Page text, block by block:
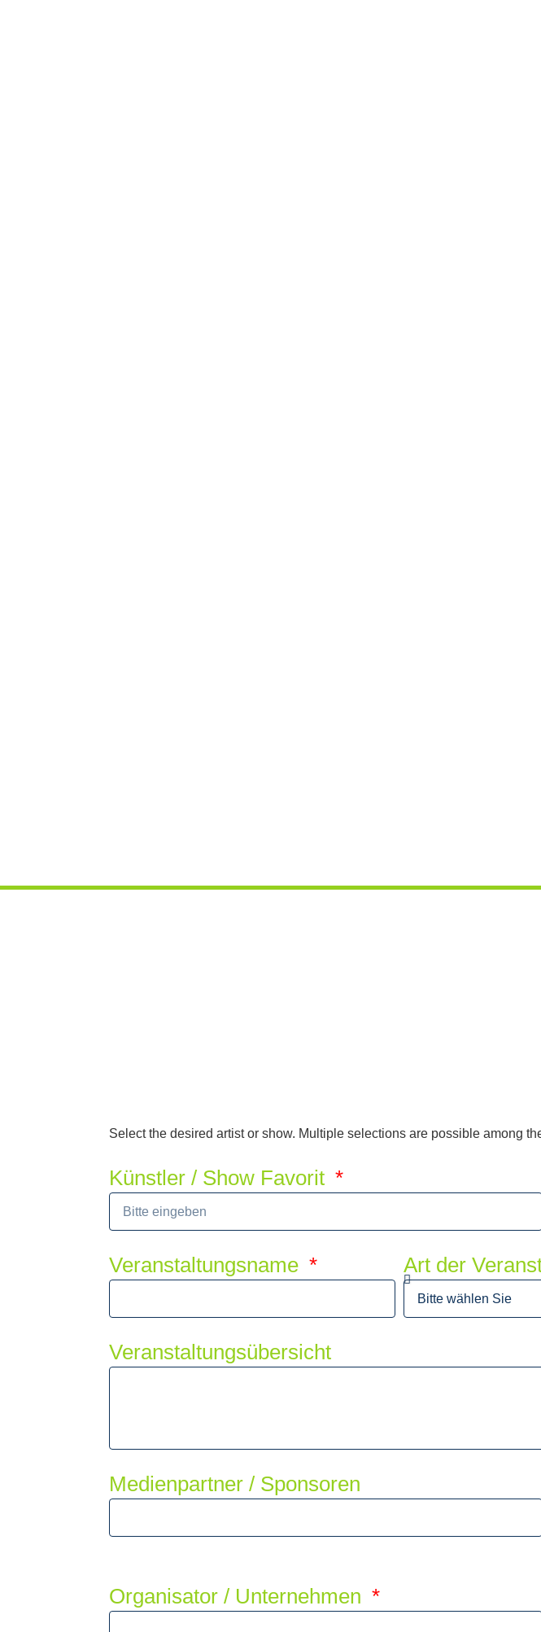
Select the desired artist or show. Multiple selections are possible among
Künstler / Show Favorit
Veranstaltungsname Art der
Veranstaltungsübersicht
Medienpartner / Sponsoren
Organisator / Unternehmen